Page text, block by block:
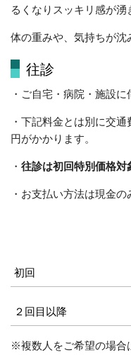
るくなりスッキリ感が湧
体の重みや、気持ちが沈
往診
・ご自宅・病院・施設に
・下記料金とは別に交
円がかかります。
・ 往診は初回特別価格対
・お支払い方法は現金の
初回
２回目以降
※複数人をご希望の場合